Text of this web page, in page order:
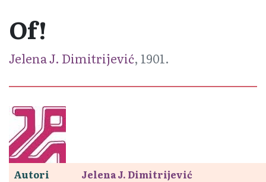
Of!
Jelena J. Dimitrijević, 1901.
Autori
Jelena J. Dimitrijević